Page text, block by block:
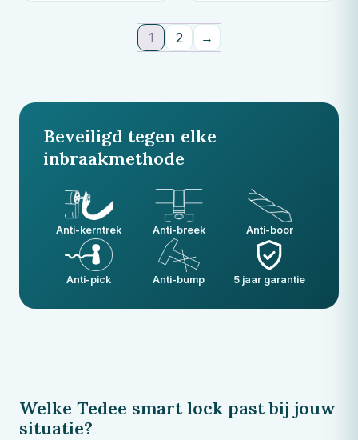
1 2 →
Beveiligd tegen elke
inbraakmethode
Anti-kerntrek Anti-breek Anti-boor
Anti-pick Anti-bump 5 jaar garantie
Welke Tedee smart lock past bij jouw
situatie?